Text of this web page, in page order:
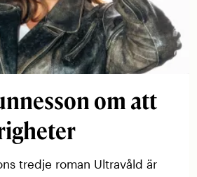
om att
tredje roman Ultravåld är